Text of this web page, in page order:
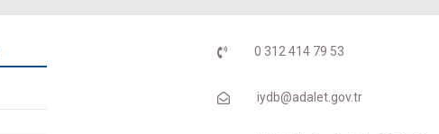
0 312 414 79 53
iydb@adalet.gov.tr